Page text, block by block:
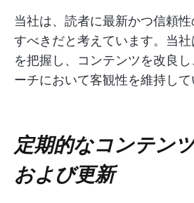
当社は、読者に最新かつ信頼
すべきだと考えています。当
を把握し、コンテンツを改良
ーチにおいて客観性を維持して
定期的なコンテン
および更新